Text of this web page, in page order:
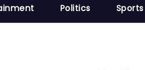
Politics Sports